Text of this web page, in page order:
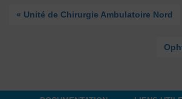
« Unité de Chirurgie Ambulatoire Nord